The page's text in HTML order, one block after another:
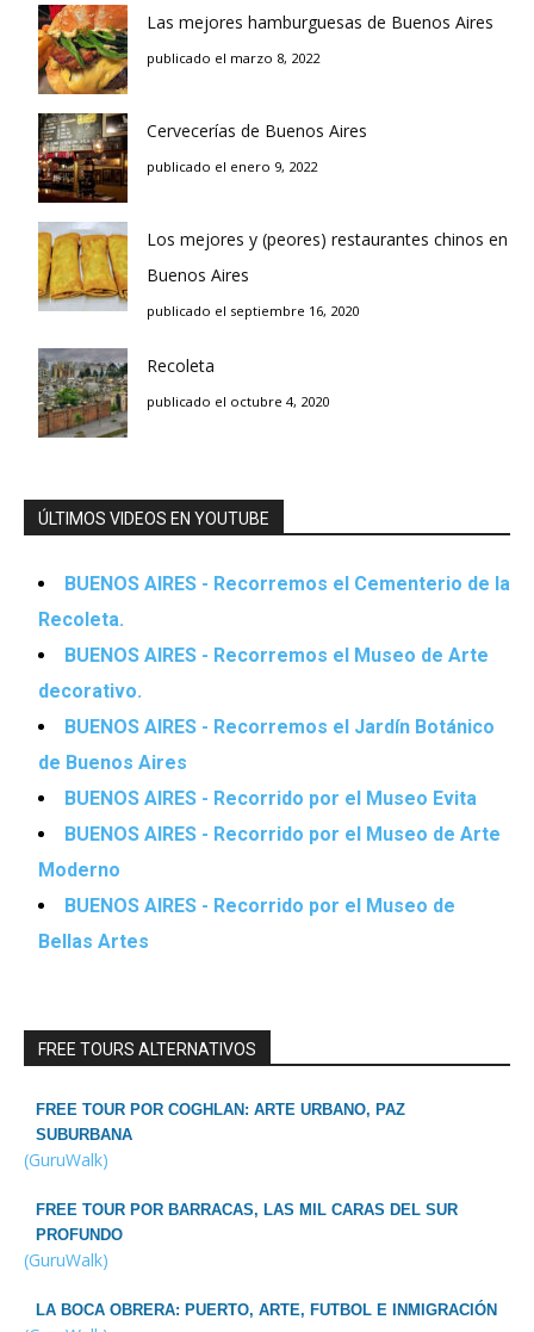
Las mejores hamburguesas de Buenos Aires
publicado el marzo 8, 2022
Cervecerías de Buenos Aires
publicado el enero 9, 2022
Los mejores y (peores) restaurantes chinos en
Buenos Aires
publicado el septiembre 16, 2020
Recoleta
publicado el octubre 4, 2020
ÚLTIMOS VIDEOS EN YOUTUBE
BUENOS AIRES - Recorremos el Cementerio de la
Recoleta.
BUENOS AIRES - Recorremos el Museo de Arte
decorativo.
BUENOS AIRES - Recorremos el Jardín Botánico
de Buenos Aires
BUENOS AIRES - Recorrido por el Museo Evita
BUENOS AIRES - Recorrido por el Museo de Arte
Moderno
BUENOS AIRES - Recorrido por el Museo de
Bellas Artes
FREE TOURS ALTERNATIVOS
FREE TOUR POR COGHLAN: ARTE URBANO, PAZ
SUBURBANA
(GuruWalk)
FREE TOUR POR BARRACAS, LAS MIL CARAS DEL SUR
PROFUNDO
(GuruWalk)
LA BOCA OBRERA: PUERTO, ARTE, FUTBOL E INMIGRACIÓN